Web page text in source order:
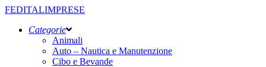
FEDITALIMPRESE
Categorie
Animali
Auto – Nautica e Manutenzione
Cibo e Bevande